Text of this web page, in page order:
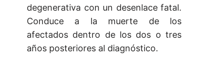
degenerativa con un desenlace fatal.
Conduce a la muerte de los
afectados dentro de los dos o tres
años posteriores al diagnóstico.